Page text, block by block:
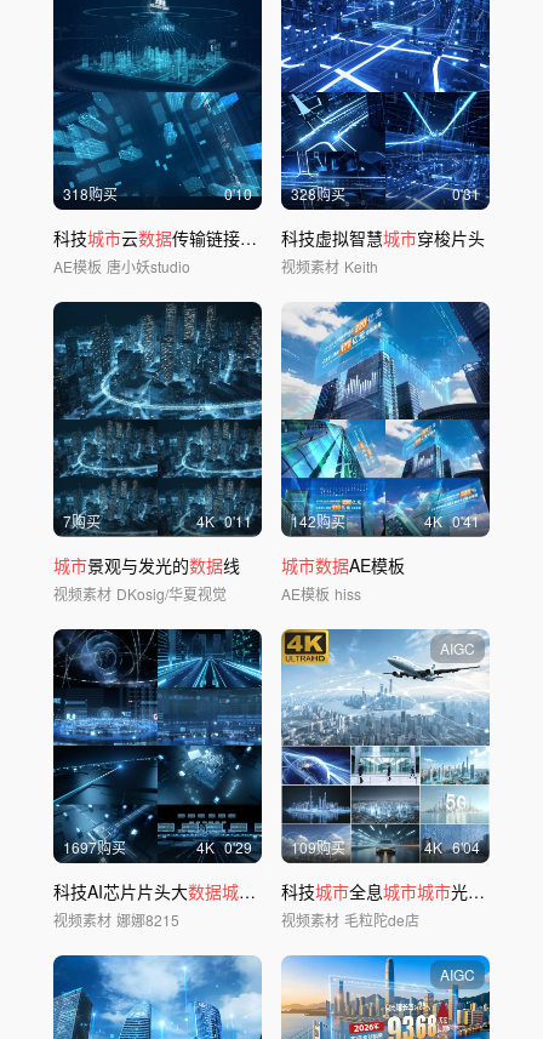
318购买 0'10
科技城市云数据传输链接AE模板
AE模板 唐小妖studio
328购买 0'31
科技虚拟智慧城市穿梭片头
视频素材 Keith
7购买 4K 0'11
城市景观与发光的数据线
视频素材 DKosig/华夏视觉
142购买 4K 0'41
城市数据AE模板
AE模板 hiss
1697购买 4K 0'29
科技AI芯片片头大数据城市 分析_视频素材
视频素材 娜娜8215
AIGC
109购买 4K 6'04
科技城市全息城市城市光线科技之都
视频素材 毛粒陀de店
AIGC